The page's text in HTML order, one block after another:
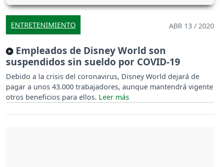
ENTRETENIMIENTO ABR 13 / 2020
Empleados de Disney World son
suspendidos sin sueldo por COVID-19
Debido a la crisis del coronavirus, Disney World dejará de
pagar a unos 43.000 trabajadores, aunque mantendrá vigente
otros beneficios para ellos.